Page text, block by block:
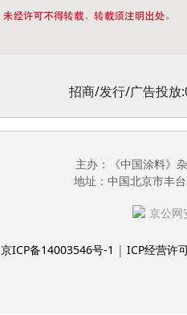
招商/发行/广告投放
主办：《中国涂料》
地址：中国北京市丰
京公
京ICP备14003546号-1 | ICP经营许